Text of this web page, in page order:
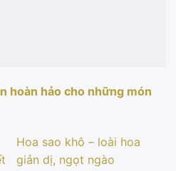
hoàn hảo cho những món
Hoa sao khô – loài hoa
giản dị, ngọt ngào